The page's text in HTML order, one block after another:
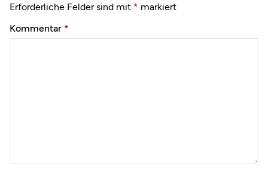
Erforderliche Felder sind mit * markiert
Kommentar *